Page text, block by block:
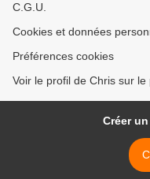
C.G.U.
Cookies et données
Préférences cookies
Voir le profil de Chris sur le
Créer